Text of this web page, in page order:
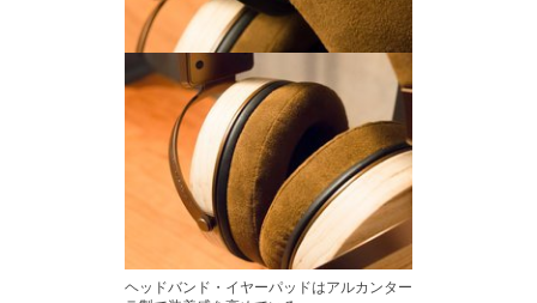
ヘッドバンド・イヤーパッドはアルカンター